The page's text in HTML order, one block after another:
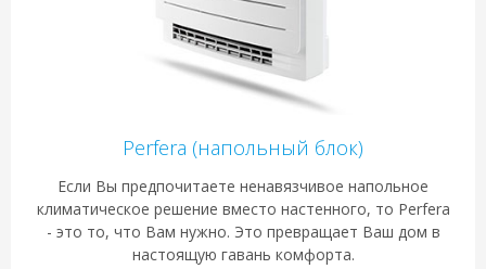
Perfera (напольный блок)
Если Вы предпочитаете ненавязчивое напольное
климатическое решение вместо настенного, то Perfera
- это то, что Вам нужно. Это превращает Ваш дом в
настоящую гавань комфорта.